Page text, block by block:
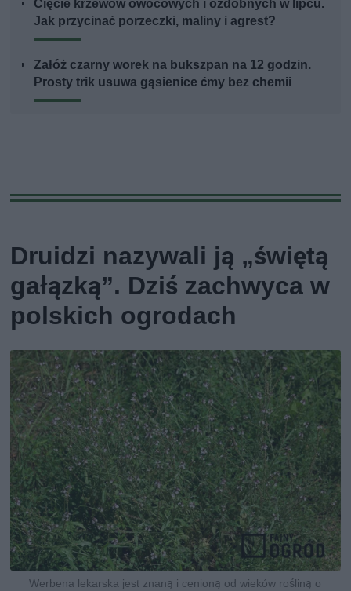
Cięcie krzewów owocowych i ozdobnych w lipcu.
Jak przycinać porzeczki, maliny i agrest?
Załóż czarny worek na bukszpan na 12 godzin.
Prosty trik usuwa gąsienice ćmy bez chemii
Druidzi nazywali ją „świętą
gałązką”. Dziś zachwyca w
polskich ogrodach
Werbena lekarska jest znaną i cenioną od wieków rośliną o